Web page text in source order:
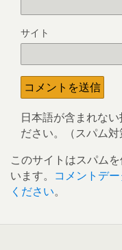
サイト
日本語が含まれな
ださい。（スパム対
このサイトはスパム
います。 コメントデ
ください。